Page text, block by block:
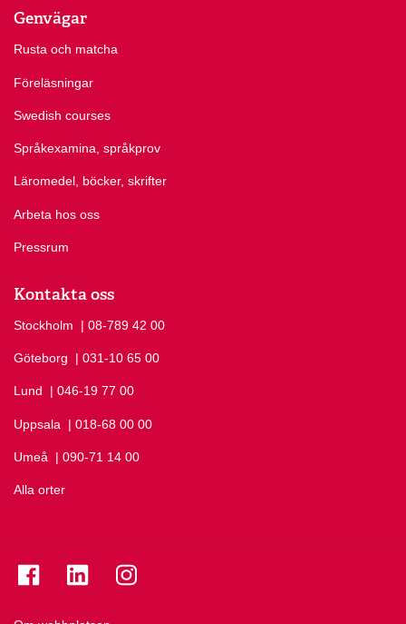
Genvägar
Rusta och matcha
Föreläsningar
Swedish courses
Språkexamina, språkprov
Läromedel, böcker, skrifter
Arbeta hos oss
Pressrum
Kontakta oss
Stockholm Ring Stockholm på
| 08-789 42 00
Göteborg Ring Göteborg på
| 031-10 65 00
Lund Ring Lund på
| 046-19 77 00
Uppsala Ring Uppsala på
| 018-68 00 00
Umeå Ring Umeå på
| 090-71 14 00
Alla orter
Se folkuniversitetet på Facebook
Se folkuniversitetet på LinkedIn